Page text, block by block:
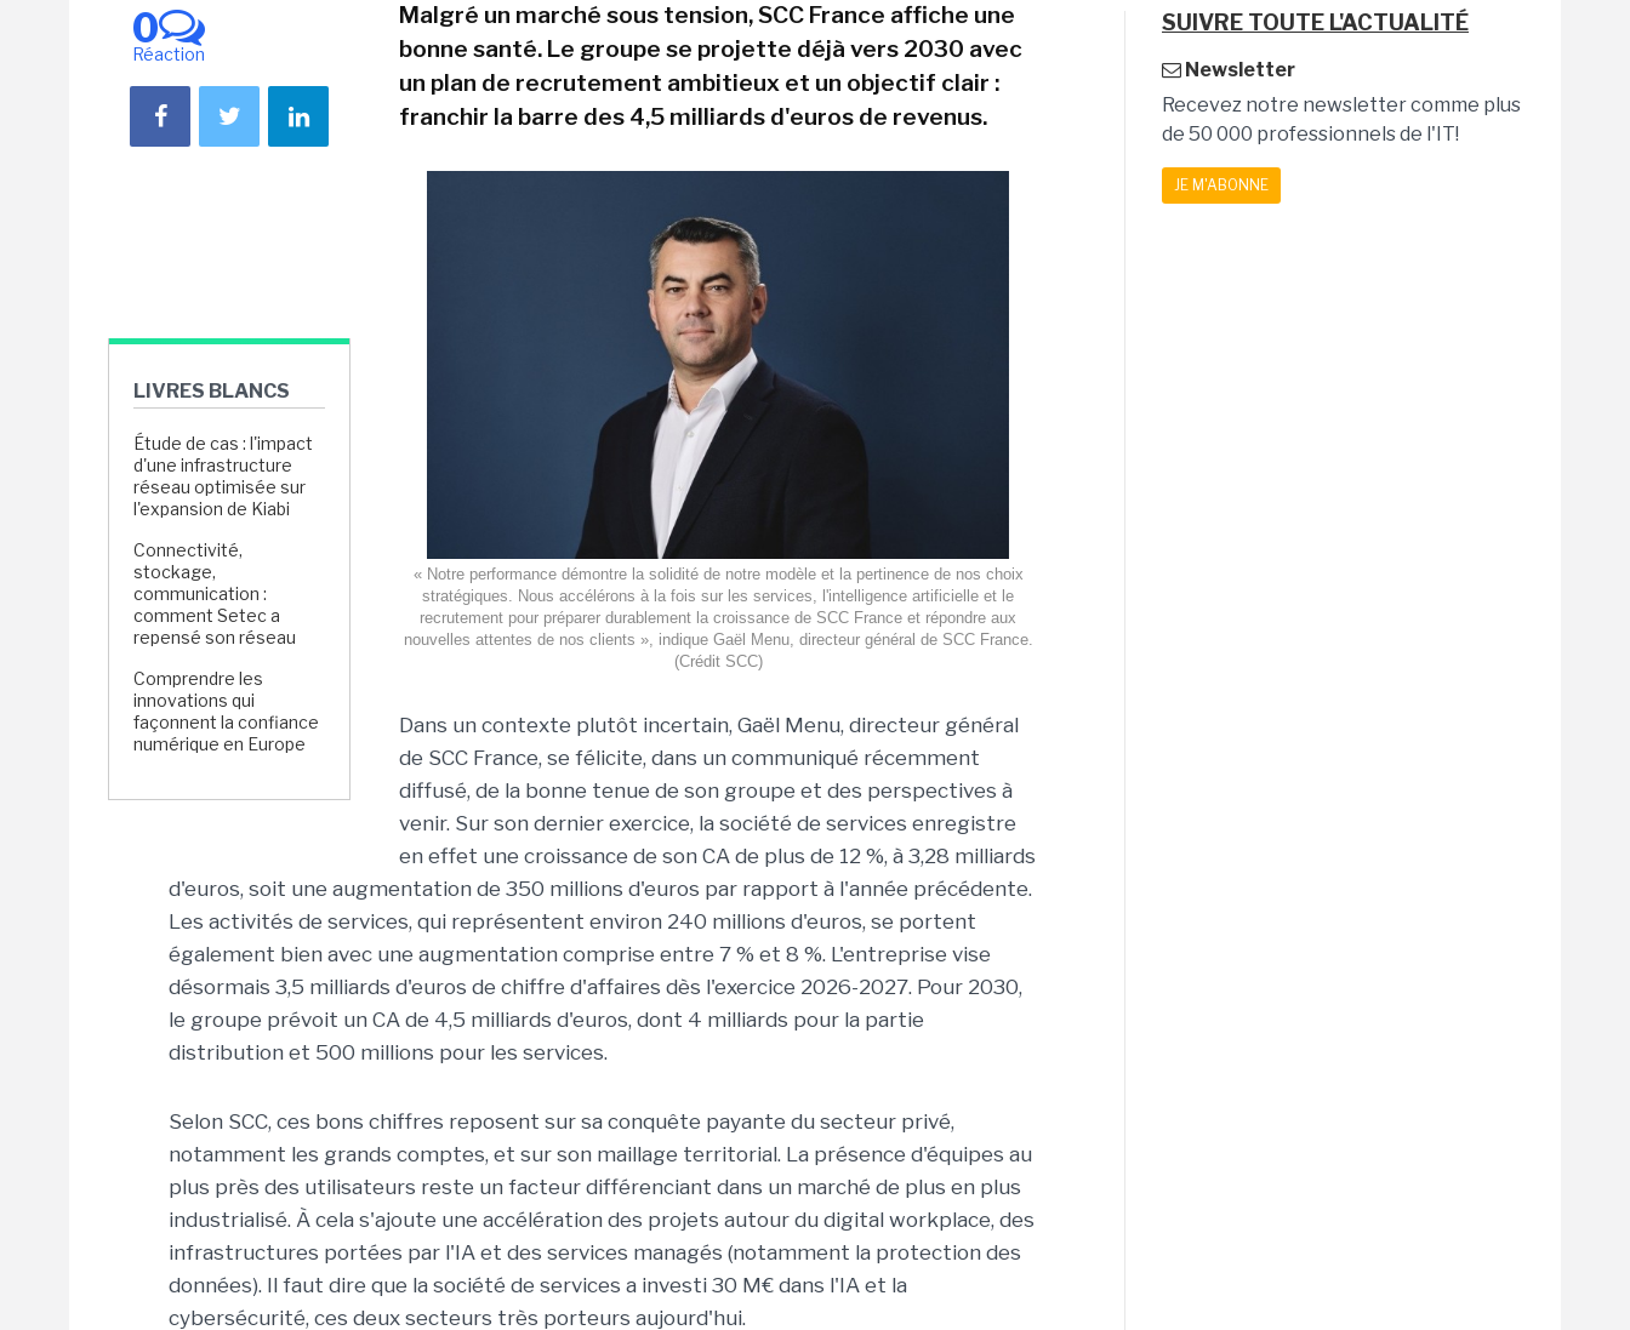
0
Réaction
LIVRES BLANCS
Étude de cas : l'impact
d'une infrastructure
réseau optimisée sur
l'expansion de Kiabi
Connectivité,
stockage,
communication :
comment Setec a
repensé son réseau
Comprendre les
innovations qui
façonnent la confiance
numérique en Europe
Malgré un marché sous tension, SCC France affiche une
bonne santé. Le groupe se projette déjà vers 2030 avec
un plan de recrutement ambitieux et un objectif clair :
franchir la barre des 4,5 milliards d'euros de revenus.
« Notre performance démontre la solidité de notre modèle et la pertinence de nos choix
stratégiques. Nous accélérons à la fois sur les services, l'intelligence artificielle et le
recrutement pour préparer durablement la croissance de SCC France et répondre aux
nouvelles attentes de nos clients », indique Gaël Menu, directeur général de SCC France.
(Crédit SCC)
Dans un contexte plutôt incertain, Gaël Menu, directeur général
de SCC France, se félicite, dans un communiqué récemment
diffusé, de la bonne tenue de son groupe et des perspectives à
venir. Sur son dernier exercice, la société de services enregistre
en effet une croissance de son CA de plus de 12 %, à 3,28 milliards
d'euros, soit une augmentation de 350 millions d'euros par rapport à l'année précédente.
Les activités de services, qui représentent environ 240 millions d'euros, se portent
également bien avec une augmentation comprise entre 7 % et 8 %. L'entreprise vise
désormais 3,5 milliards d'euros de chiffre d'affaires dès l'exercice 2026-2027. Pour 2030,
le groupe prévoit un CA de 4,5 milliards d'euros, dont 4 milliards pour la partie
distribution et 500 millions pour les services.
Selon SCC, ces bons chiffres reposent sur sa conquête payante du secteur privé,
notamment les grands comptes, et sur son maillage territorial. La présence d'équipes au
plus près des utilisateurs reste un facteur différenciant dans un marché de plus en plus
industrialisé. À cela s'ajoute une accélération des projets autour du digital workplace, des
infrastructures portées par l'IA et des services managés (notamment la protection des
données). Il faut dire que la société de services a investi 30 M€ dans l'IA et la
cybersécurité, ces deux secteurs très porteurs aujourd'hui.
SUIVRE TOUTE L'ACTUALITÉ
Newsletter
Recevez notre newsletter comme plus
de 50 000 professionnels de l'IT!
JE M'ABONNE